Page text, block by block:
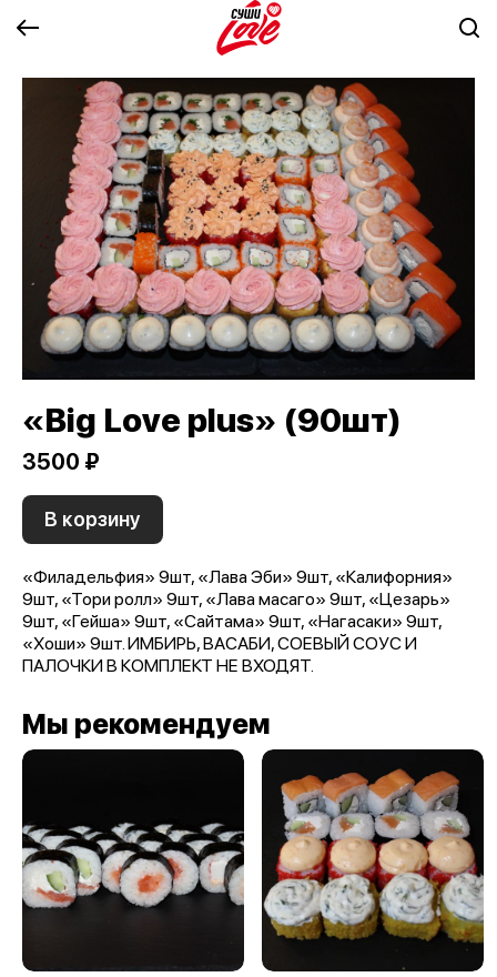
«Big Love plus» (90шт)
3500 ₽
В корзину
«Филадельфия» 9шт, «Лава Эби» 9шт, «Калифорния»
9шт, «Тори ролл» 9шт, «Лава масаго» 9шт, «Цезарь»
9шт, «Гейша» 9шт, «Сайтама» 9шт, «Нагасаки» 9шт,
«Хоши» 9шт. ИМБИРЬ, ВАСАБИ, СОЕВЫЙ СОУС И
ПАЛОЧКИ В КОМПЛЕКТ НЕ ВХОДЯТ.
Мы рекомендуем